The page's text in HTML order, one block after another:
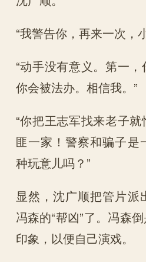
“我警告你，再来一次
“动手没有意义。第一，
你会被法办。相信我。”
“你把王志军找来老子
匪一家！警察和骗子是
种玩意儿吗？”
显然，沈广顺把管片派
冯森的“帮凶”了。冯森
印象，以便自己演戏。